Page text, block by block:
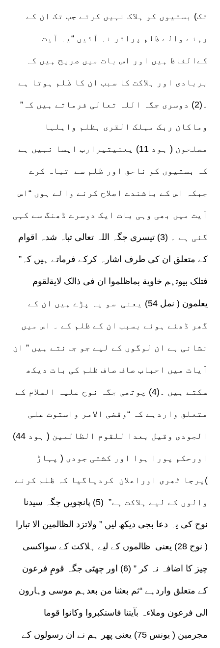
تک) بستیوں کو ہلاک نہیں کرتے جب تک ان کے
رہنے والے ظلم پراتر نہ آئیں “یہ آیت
کےالفاظ ہیں اور اس بات میں صریح ہیں کہ
بربادی اور ہلاکت کا سبب ان کا ظلم ہوتا ہے
۔(2) دوسری جگہ اللہ تعالی فرماتے ہیں کہ”
وماکان ربک مہلک القری بظلم واہلہا
مصلحون ( ہود 11) یعنیتیرارب ایسا نہیں ہے
کہ بستیوں کو ناحق اور ظلم سے تباہ کرے
جبکہ اس کے باشندے اصلاح کرنے والے ہوں “اس
آیت میں بھی وہی بات ایک دوسرے ڈھنگ سے کہی
گئی ہے ۔ (3) تیسری جگہ اللہ تعالی تباہ شدہ اقوام
کے متعلق ان کی طرف اشارہ کرکے فرماتے ہیں کہ”
فتلک بیوتہم خاویة بماظلموا ان فی ذالک لایةلقوم
یعلمون ( نمل 54) یعنی سو یہ پڑے ہیں ان کے
گھر ڈھئے ہوئے بسبب ان کے ظلم کے ۔ اس میں
نشانی ہے ان لوگوں کے لیے جو جانتے ہیں ” ان
آیات میں احباب صاف صاف ظلم کی بات دیکھ
سکتے ہیں ۔(4) چوتھی جگہ نوح علیہ السلام کے
متعلق واردہے کہ “وقضی الامر واستوت علی
الجودی وقیل بعدا للقوم الظالمین ( ہود 44)
اورحکم پورا ہوا اور کشتی جودی ( پہاڑ
)پرجا ٹھری اوراعلان کردیاگیا کہ ظلم کرنے
والوں کے لیے ہلاکت ہے” (5) پانچویں جگہ سیدنا
نوح کی یہ دعا بجی دیکھ لیں ” ولاتزد الظالمین الا تبارا
( نوح 28) یعنی ظالموں کے لیے ہلاکت کے سواکسی
چیز کا اضافہ نہ کر ” (6) اور چھٹی جگہ قومِ فرعون
کے متعلق واردہے “ثم بعثنا من بعدہم موسی وہارون
الی فرعون وملاءہ بآیتنا فاستکبروا وکانوا قوما
مجرمین ( یونس 75) یعنی پھر ہم نے ان رسولوں کے